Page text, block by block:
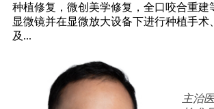
种植修复，微创美学修复，全口咬合重建
显微镜并在显微放大设备下进行种植手术
及...
主治